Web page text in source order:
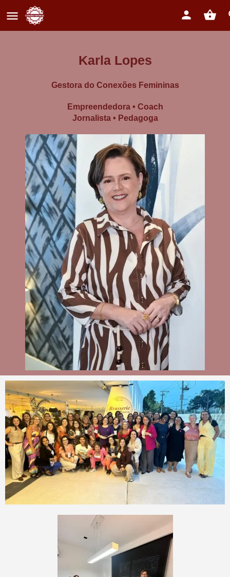
Karla Lopes
Gestora do Conexões Femininas
Empreendedora • Coach
Jornalista • Pedagoga